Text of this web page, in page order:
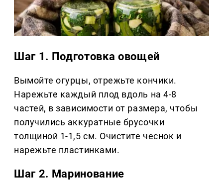
Шаг 1. Подготовка овощей
Вымойте огурцы, отрежьте кончики.
Нарежьте каждый плод вдоль на 4-8
частей, в зависимости от размера, чтобы
получились аккуратные брусочки
толщиной 1-1,5 см. Очистите чеснок и
нарежьте пластинками.
Шаг 2. Маринование